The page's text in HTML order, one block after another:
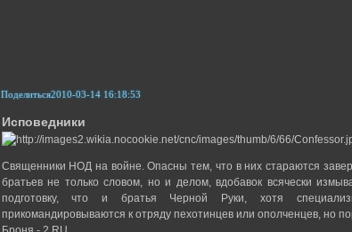
Поделиться2010-03-14 16:18:53
Исповедники
Священники НОД на войне. Опасны тем, что в них стараются
братьев не только словом, но и делом, вдобавок всячески
подготовку, что и братья Черной Руки, хотя
прикомандировываются к отряду пехотинцев или ополченцев, но